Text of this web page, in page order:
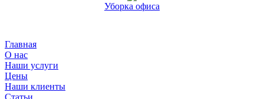
Уборка офиса
Главная
О нас
Наши услуги
Цены
Наши клиенты
Статьи